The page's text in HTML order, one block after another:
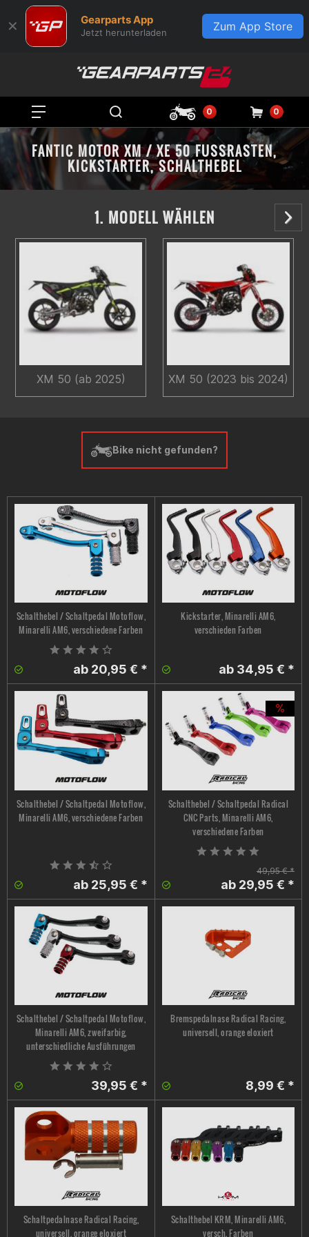
✕ Gearparts App
Jetzt herunterladen Zum App Store
0 0
FANTIC MOTOR XM / XE 50 FUSSRASTEN, K
ICKSTARTER, SCHALTHEBEL
1. MODELL WÄHLEN
XM 50 (ab 2025) XM 50 (2023 bis 2024)
Bike nicht gefunden?
Schalthebel / Schaltpedal Motoflow,
Minarelli AM6, verschiedene Farben
ab 20,95 € *
Kickstarter, Minarelli AM6,
verschieden Farben
ab 34,95 € *
Schalthebel / Schaltpedal Motoflow,
Minarelli AM6, verschiedene Farben
ab 25,95 € *
Schalthebel / Schaltpedal Radical
CNC Parts, Minarelli AM6,
verschiedene Farben
49,95 € *
ab 29,95 € *
Schalthebel / Schaltpedal Motoflow,
Minarelli AM6, zweifarbig,
unterschiedliche Ausführungen
39,95 € *
Bremspedalnase Radical Racing,
universell, orange eloxiert
8,99 € *
Schaltpedalnase Radical Racing,
universell, orange eloxiert
Schalthebel KRM, Minarelli AM6,
versch. Farben